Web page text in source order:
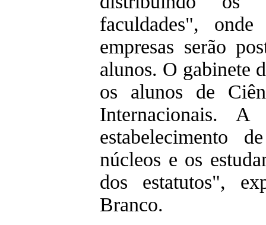
faculdades", onde
empresas serão
alunos. O gabinete
os alunos de
Internacionais.
estabelecimento
núcleos e os
dos estatutos",
Branco.